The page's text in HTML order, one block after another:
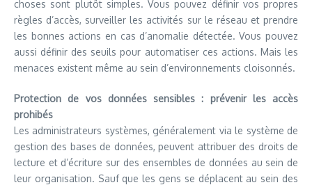
choses sont plutôt simples. Vous pouvez définir vos propres
règles d’accès, surveiller les activités sur le réseau et prendre
les bonnes actions en cas d’anomalie détectée. Vous pouvez
aussi définir des seuils pour automatiser ces actions. Mais les
menaces existent même au sein d’environnements cloisonnés.
Protection de vos données sensibles : prévenir les accès
prohibés
Les administrateurs systèmes, généralement via le système de
gestion des bases de données, peuvent attribuer des droits de
lecture et d’écriture sur des ensembles de données au sein de
leur organisation. Sauf que les gens se déplacent au sein des